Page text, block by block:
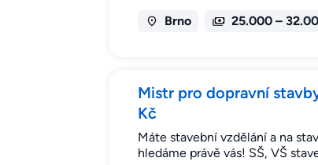
Brno 25.000 –
Mistr pro dopravní
Kč
Máte stavební vzdělání a na
hledáme právě vás! SŠ, VŠ